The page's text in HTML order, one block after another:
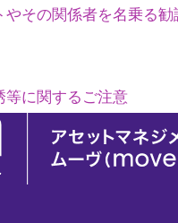
その関係者を名乗る
等に関するご注意